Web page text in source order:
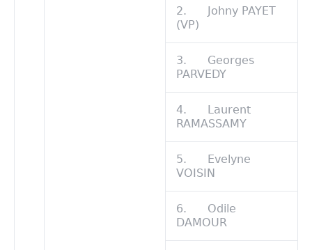
2. Johny PAYET
(VP)
3. Georges
PARVEDY
4. Laurent
RAMASSAMY
5. Evelyne
VOISIN
6. Odile
DAMOUR